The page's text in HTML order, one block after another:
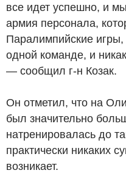
все идет успешно, и
армия персонала,
Паралимпийские
одной команде, и
— сообщил г-н Козак.
Он отметил, что на
был значительно
натренировалась до
практически никаких
возникает.